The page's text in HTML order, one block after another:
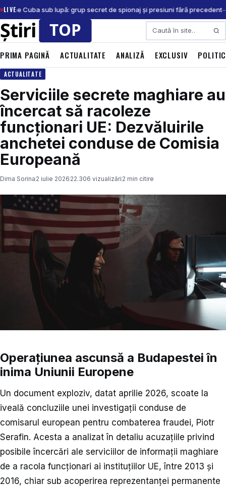
LIVE
pune Cuba sub lupă: grup secret de spionaj și presiuni fără precedent
Caută
PRIMA PAGINĂ ACTUALITATE ANALIZĂ EXCLUSIV
ACTUALITATE
Serviciile secrete maghiare au
încercat să racoleze
funcționari UE: Dezvăluirile
anchetei conduse de Comisia
Europeană
Dima Sorina 2 iulie 2026 22.306 vizualizări 2 min citire
Operațiunea ascunsă a Budapestei în
inima Uniunii Europene
Un document exploziv, datat aprilie 2026, scoate la
iveală concluziile unei investigații conduse de
comisarul european pentru combaterea fraudei, Piotr
Serafin. Acesta a analizat în detaliu acuzațiile privind
posibile încercări ale serviciilor de informații maghiare
de a racola funcționari ai instituțiilor UE, între 2013 și
2016, chiar sub acoperirea reprezentanței permanente